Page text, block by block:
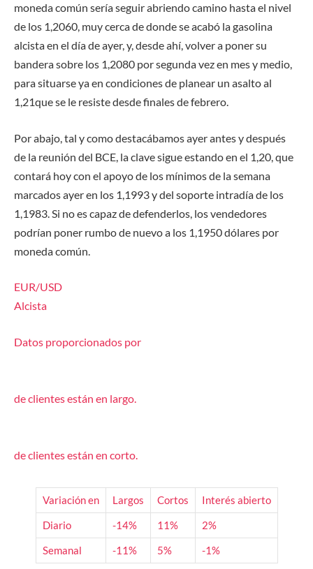
moneda común sería seguir abriendo camino hasta el nivel
de los 1,2060, muy cerca de donde se acabó la gasolina
alcista en el día de ayer, y, desde ahí, volver a poner su
bandera sobre los 1,2080 por segunda vez en mes y medio,
para situarse ya en condiciones de planear un asalto al
1,21que se le resiste desde finales de febrero.
Por abajo, tal y como destacábamos ayer antes y después
de la reunión del BCE, la clave sigue estando en el 1,20, que
contará hoy con el apoyo de los mínimos de la semana
marcados ayer en los 1,1993 y del soporte intradía de los
1,1983. Si no es capaz de defenderlos, los vendedores
podrían poner rumbo de nuevo a los 1,1950 dólares por
moneda común.
EUR/USD
Alcista
Datos proporcionados por
de clientes están en largo.
de clientes están en corto.
Variación en Largos Cortos
Interés abierto
Diario
-14% 11%
2%
Semanal
-11% 5% -1%